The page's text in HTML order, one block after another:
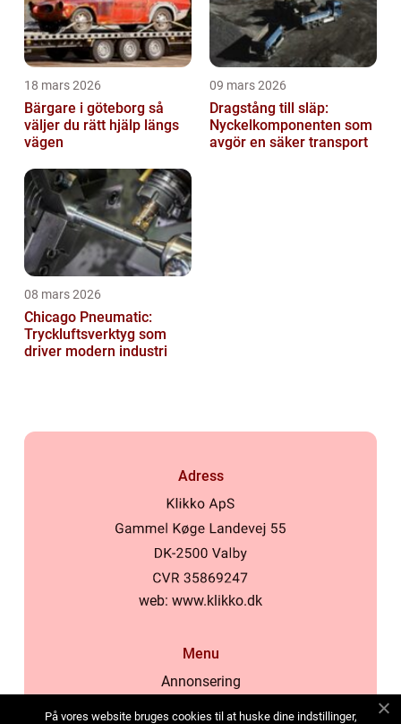
18 mars 2026
Bärgare i göteborg så
väljer du rätt hjälp längs
vägen
09 mars 2026
Dragstång till släp:
Nyckelkomponenten som
avgör en säker transport
08 mars 2026
Chicago Pneumatic:
Tryckluftsverktyg som
driver modern industri
Adress
web: www.klikko.dk
Menu
Annonsering
På vores website bruges cookies til at huske dine indstillinger,